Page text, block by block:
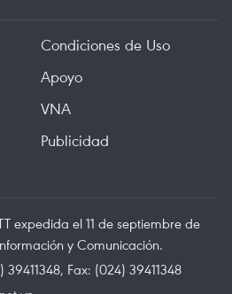
Condiciones de Uso
Apoyo
VNA
Publicidad
expedida el 11 de septiembre de
y Comunicación.
Fax: (024) 39411348